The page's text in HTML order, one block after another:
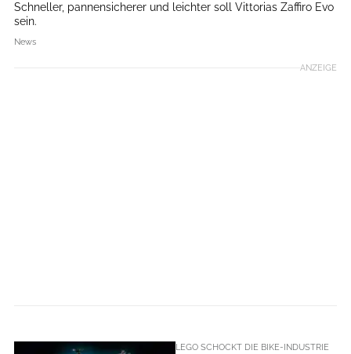
Schneller, pannensicherer und leichter soll Vittorias Zaffiro Evo
sein.
News
ANZEIGE
LEGO SCHOCKT DIE BIKE-INDUSTRIE